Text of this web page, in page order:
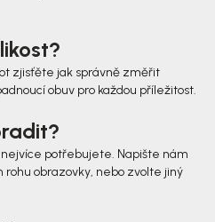
zjisťěte jak správně změřit
obuv pro každou příležitost.
nejvíce potřebujete. Napište nám
obrazovky, nebo zvolte jiný